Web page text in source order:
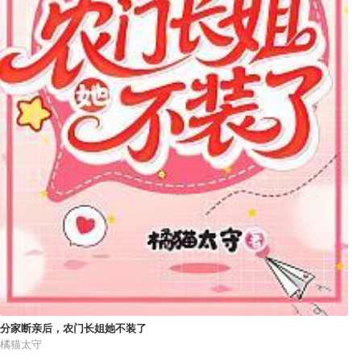
分家断亲后，农门长姐她不装了
橘猫太守